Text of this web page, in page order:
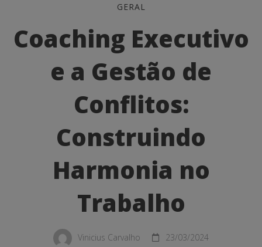
Executivo
e
Conflitos:
Construindo
Harmonia
Trabalho
GERAL
Coaching Executivo
e a Gestão de
Conflitos:
Construindo
Harmonia no
Trabalho
Vinicius Carvalho 23/03/2024